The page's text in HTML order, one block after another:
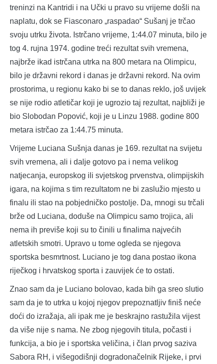
treninzi na Kantridi i na Učki u pravo su vrijeme došli na
naplatu, dok se Fiasconaro „raspadao“ Sušanj je trčao
svoju utrku života. Istrčano vrijeme, 1:44.07 minuta, bilo je
tog 4. rujna 1974. godine treći rezultat svih vremena,
najbrže ikad istrčana utrka na 800 metara na Olimpicu,
bilo je državni rekord i danas je državni rekord. Na ovim
prostorima, u regionu kako bi se to danas reklo, još uvijek
se nije rodio atletičar koji je ugrozio taj rezultat, najbliži je
bio Slobodan Popović, koji je u Linzu 1988. godine 800
metara istrčao za 1:44.75 minuta.
Vrijeme Luciana Sušnja danas je 169. rezultat na svijetu
svih vremena, ali i dalje gotovo pa i nema velikog
natjecanja, europskog ili svjetskog prvenstva, olimpijskih
igara, na kojima s tim rezultatom ne bi zaslužio mjesto u
finalu ili stao na pobjedničko postolje. Da, mnogi su trčali
brže od Luciana, doduše na Olimpicu samo trojica, ali
nema ih previše koji su to činili u finalima najvećih
atletskih smotri. Upravo u tome ogleda se njegova
sportska besmrtnost. Luciano je tog dana postao ikona
riječkog i hrvatskog sporta i zauvijek će to ostati.
Znao sam da je Luciano bolovao, kada bih ga sreo slutio
sam da je to utrka u kojoj njegov prepoznatljiv finiš neće
doći do izražaja, ali ipak me je beskrajno rastužila vijest
da više nije s nama. Ne zbog njegovih titula, počasti i
funkcija, a bio je i sportska veličina, i član prvog saziva
Sabora RH, i višegodišnji dogradonačelnik Rijeke, i prvi